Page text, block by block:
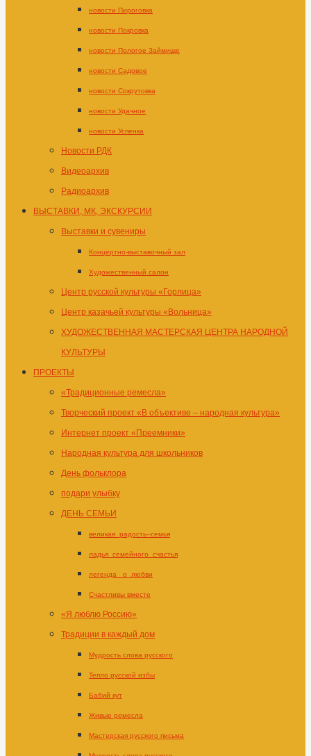
новости Пироговка
новости Покровка
новости Пологое Займище
новости Садовое
новости Сокрутовка
новости Удачное
новости Успенка
Новости РДК
Видеоархив
Радиоархив
ВЫСТАВКИ, МК, ЭКСКУРСИИ
Выставки и сувениры
Концертно-выставочный зал
Художественный салон
Центр русской культуры «Горлица»
Центр казачьей культуры «Вольница»
ХУДОЖЕСТВЕННАЯ МАСТЕРСКАЯ ЦЕНТРА НАРОДНОЙ
КУЛЬТУРЫ
ПРОЕКТЫ
«Традиционные ремесла»
Творческий проект «В объективе – народная культура»
Интернет проект «Преемники»
Народная культура для школьников
День фольклора
подари улыбку
ДЕНЬ СЕМЬИ
великая_радость–семья
ладья_семейного_счастья
легенда _о_любви
Счастливы вместе
«Я люблю Россию»
Традиции в каждый дом
Мудрость слова русского
Тепло русской избы
Бабий кут
Живые ремесла
Мастерская русского письма